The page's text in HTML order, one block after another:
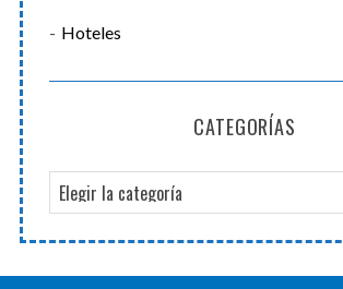
Hoteles
CATEGORÍAS
a
t
e